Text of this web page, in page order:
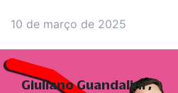
10 de março de 2025
Giuliano Guandalini